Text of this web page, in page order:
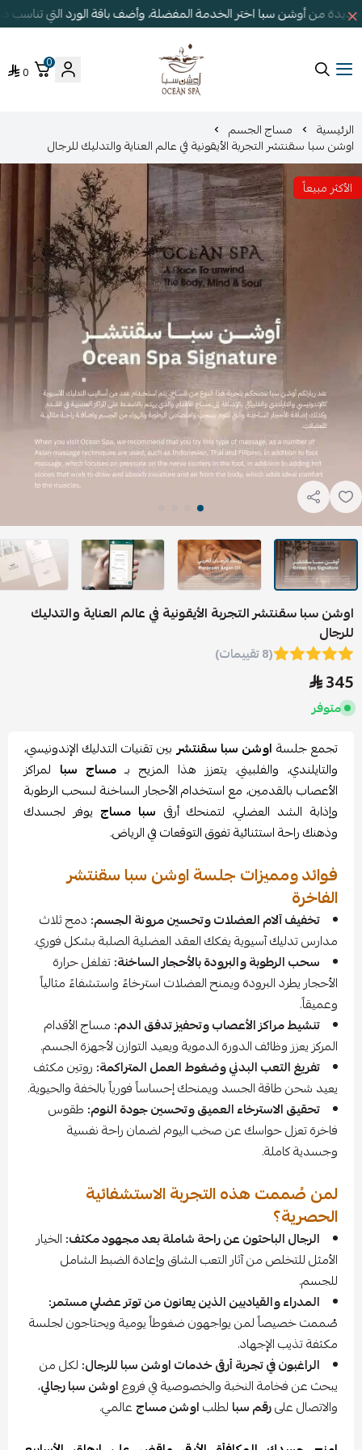
من أوشن سبا اختر الخدمة المفضلة، وأضف باقة الورد التي
أوشن سبا
0
0
الرئيسية مساج الجسم
اوشن سبا سقنتشر التجربة الأيقونية في عالم العناية والتدليك للرجال
الأكثر مبيعاً
اوشن سبا سقنتشر التجربة الأيقونية في عالم العناية والتدليك
للرجال
(8 تقييمات)
345
متوفر
تجمع جلسة اوشن سبا سقنتشربين تقنيات التدليك الإندونيسي،
والتايلندي، والفلبيني. يتعزز هذا المزيج بـمساج سبا لمراكز
الأعصاب بالقدمين، مع استخدام الأحجار الساخنة لسحب الرطوبة
وإذابة الشد العضلي، لتمنحك أرقى سبا مساج يوفر لجسدك
وذهنك راحة استثنائية تفوق التوقعات في الرياض.
فوائد ومميزات جلسة اوشن سبا سقنتشر
الفاخرة
تخفيف آلام العضلات وتحسين مرونة الجسم: دمج ثلاث
مدارس تدليك آسيوية يفكك العقد العضلية الصلبة بشكل فوري.
سحب الرطوبة والبرودة بالأحجار الساخنة:تغلغل حرارة
الأحجار يطرد البرودة ويمنح العضلات استرخاءً واستشفاءً مثالياً
وعميقاً.
تنشيط مراكز الأعصاب وتحفيز تدفق الدم: مساج الأقدام
المركز يعزز وظائف الدورة الدموية ويعيد التوازن لأجهزة الجسم.
تفريغ التعب البدني وضغوط العمل المتراكمة: روتين مكثف
يعيد شحن طاقة الجسد ويمنحك إحساساً فورياً بالخفة والحيوية.
تحقيق الاسترخاء العميق وتحسين جودة النوم: طقوس
فاخرة تعزل حواسك عن صخب اليوم لضمان راحة نفسية
وجسدية كاملة.
لمن صُممت هذه التجربة الاستشفائية
الحصرية؟
الرجال الباحثون عن راحة شاملة بعد مجهود مكثف: الخيار
الأمثل للتخلص من آثار التعب الشاق وإعادة الضبط الشامل
للجسم.
المدراء والقياديين الذين يعانون من توتر عضلي مستمر:
صُممت خصيصاً لمن يواجهون ضغوطاً يومية ويحتاجون لجلسة
مكثفة تذيب الإجهاد.
الراغبون في تجربة أرقى خدمات اوشن سبا للرجال: لكل من
يبحث عن فخامة النخبة والخصوصية في فروعاوشن سبا رجالي،
والاتصال علىرقم سبا لطلباوشن مساج عالمي.